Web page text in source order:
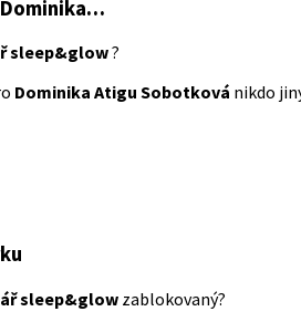
sleep&glow?
Dominika Atigu Sobotková nikdo
sleep&glow zablokovaný?